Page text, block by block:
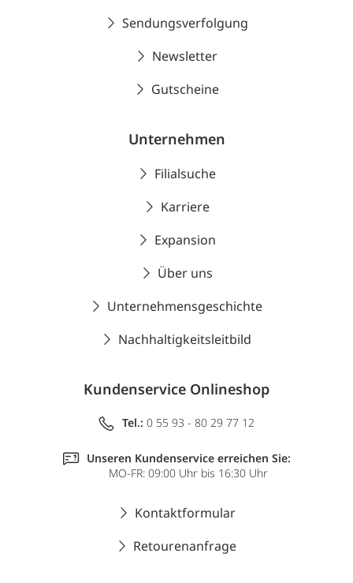
Sendungsverfolgung
Newsletter
Gutscheine
Unternehmen
Filialsuche
Karriere
Expansion
Über uns
Unternehmensgeschichte
Nachhaltigkeitsleitbild
Kundenservice Onlineshop
Tel.: 0 55 93 - 80 29 77 12
Unseren Kundenservice erreichen Sie:
MO-FR: 09:00 Uhr bis 16:30 Uhr
Kontaktformular
Retourenanfrage